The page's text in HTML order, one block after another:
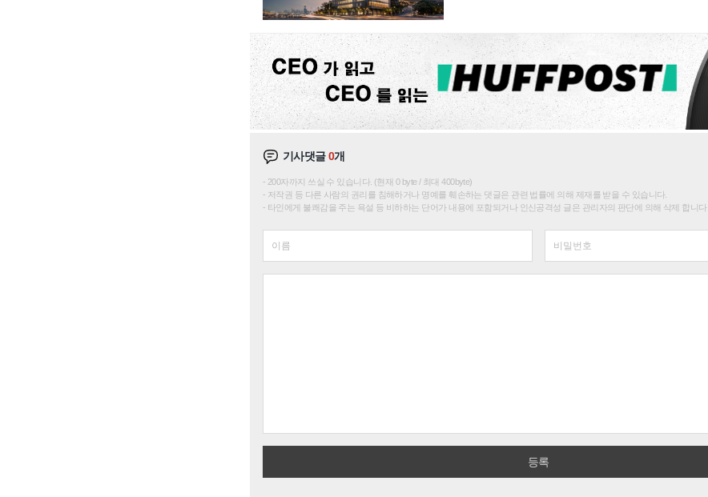
기사댓글0개
200자까지 쓰실 수 있습니다. (현재 0 byte / 최대 400byte)
저작권 등 다른 사람의 권리를 침해하거나 명예를 훼손하는 댓글은 관련 법률에 의해 제재를 받을 수 있습니다.
타인에게 불쾌감을 주는 욕설 등 비하하는 단어가 내용에 포함되거나 인신공격성 글은 관리자의 판단에 의해 삭제 합니다.